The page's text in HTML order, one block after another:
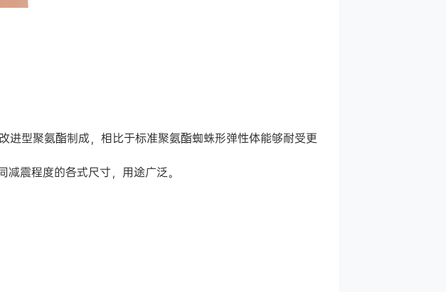
进型聚氨酯制成，相比于标准聚氨酯蜘蛛形弹性体能够耐受更
震程度的各式尺寸，用途广泛。